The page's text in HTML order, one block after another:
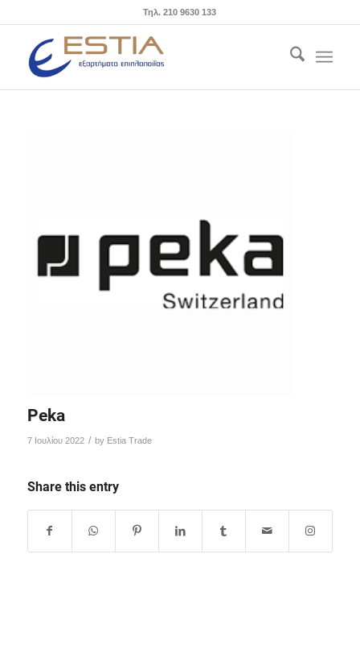
Τηλ. 210 9630 133
Peka
7 Ιουλίου 2022 / by Estia Trade
Share this entry